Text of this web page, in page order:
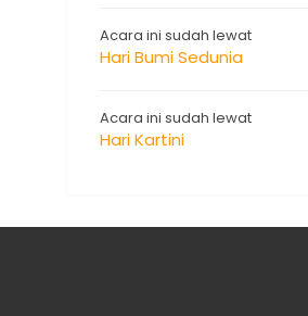
Acara ini sudah lewat
Hari Bumi Sedunia
Acara ini sudah lewat
Hari Kartini